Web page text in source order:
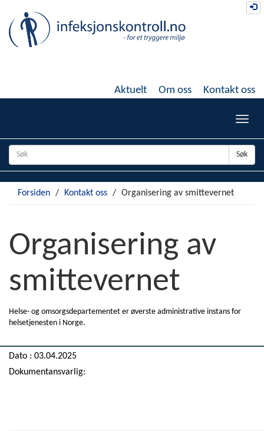
hovedinnhold
Aktuelt Om oss Kontakt oss
Søk
Forsiden Kontakt oss Organisering av smittevernet
Organisering av
smittevernet
Helse- og omsorgsdepartementet er øverste administrative instans for
helsetjenesten i Norge.
Dato : 03.04.2025
Dokumentansvarlig: